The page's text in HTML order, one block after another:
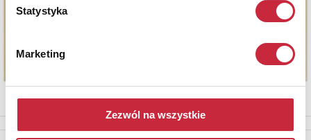
Statystyka
Marketing
Zezwól na wszystkie